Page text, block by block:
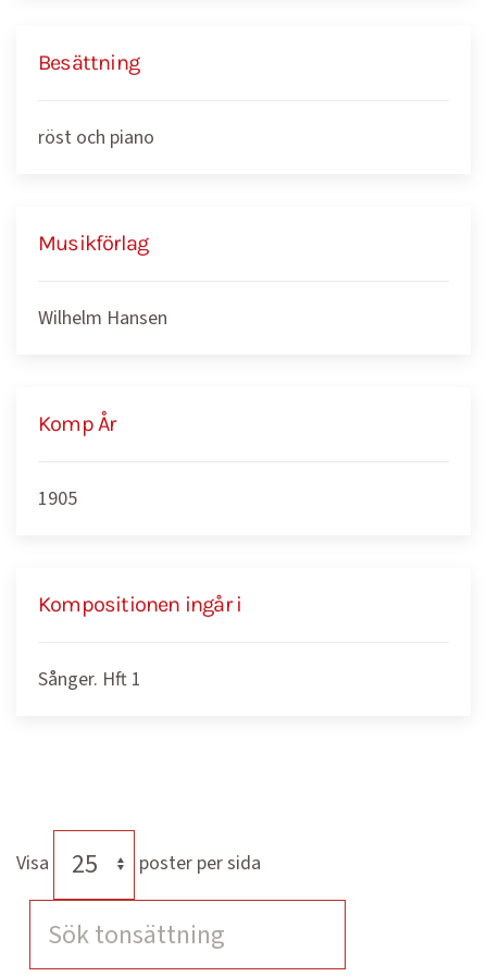
Besättning
röst och piano
Musikförlag
Wilhelm Hansen
Komp År
1905
Kompositionen ingår i
Sånger. Hft 1
Visa poster per sida